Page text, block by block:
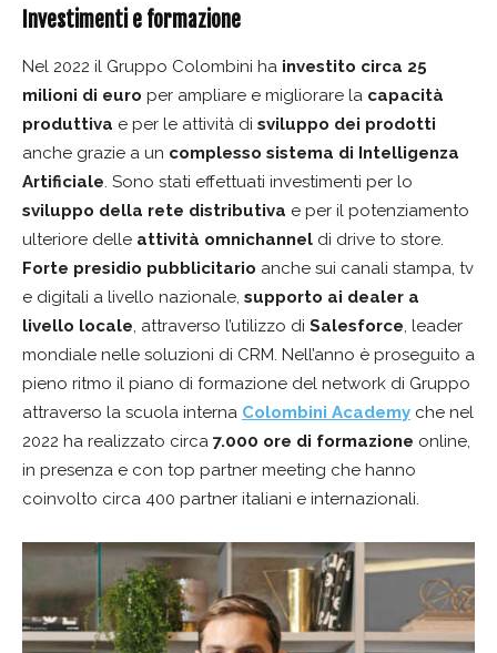
Investimenti e formazione
Nel 2022 il Gruppo Colombini ha investito circa 25
milioni di euro per ampliare e migliorare la capacità
produttiva e per le attività di sviluppo dei prodotti
anche grazie a un complesso sistema di Intelligenza
Artificiale. Sono stati effettuati investimenti per lo
sviluppo della rete distributiva e per il potenziamento
ulteriore delle attività omnichannel di drive to store.
Forte presidio pubblicitario anche sui canali stampa, tv
e digitali a livello nazionale, supporto ai dealer a
livello locale, attraverso l’utilizzo di Salesforce, leader
mondiale nelle soluzioni di CRM. Nell’anno è proseguito a
pieno ritmo il piano di formazione del network di Gruppo
attraverso la scuola interna Colombini Academy che nel
2022 ha realizzato circa 7.000 ore di formazione online,
in presenza e con top partner meeting che hanno
coinvolto circa 400 partner italiani e internazionali.